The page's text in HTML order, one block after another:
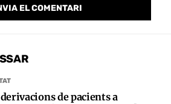
de pacients a